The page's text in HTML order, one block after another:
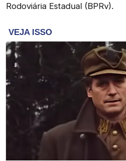
Rodoviária Estadual (BPRv).